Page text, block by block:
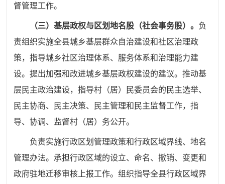
督管理工作。
（三）基层政权与区划地名股（社会事务股）。 负
责组织实施全县城乡基层群众自治建设和社区治理政
策，指导城乡社区治理体系、服务体系和治理能力建
设。提出加强和改进城乡基层政权建设的建议。推动基
层民主政治建设，指导村（居）民委员会的民主选举、
民主协商、民主决策、民主管理和民主监督工作，指
导、协调、监督村（居）务公开。
负责实施行政区划管理政策和行政区域界线、地名
管理办法。承担行政区域的设立、命名、撤销、变更和
政府驻地迁移审核 上报工作。组织指导全县行政区域界